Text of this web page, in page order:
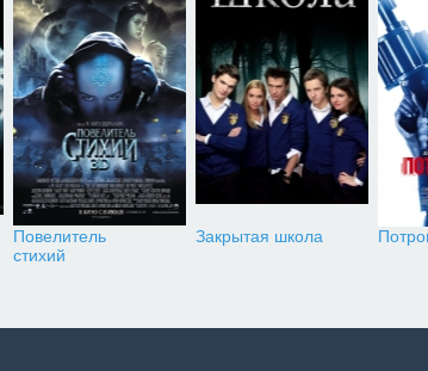
Повелитель
стихий
Закрытая школа